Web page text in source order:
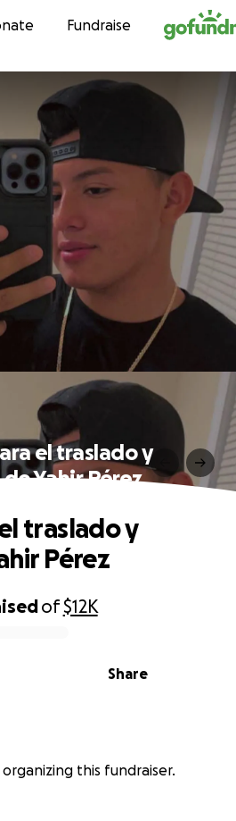
to contentFundraise
el traslado y
Yahir Pérez
of$12K
Share
traslado y
Pérez
organizing this fundraiser.